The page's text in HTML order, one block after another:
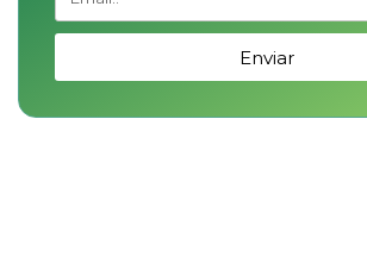
Enviar